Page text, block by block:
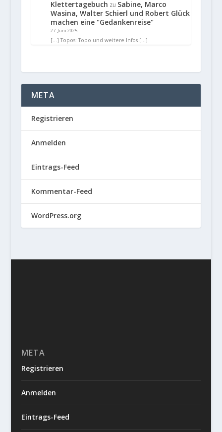
Klettertagebuch zu Sabine, Marco
Wasina, Walter Schierl und Robert Glück
machen eine "Gedankenreise"
27. Juni 2025
[…] Topos: Topo und weitere Infos […]
META
Registrieren
Anmelden
Eintrags-Feed
Kommentar-Feed
WordPress.org
META
Registrieren
Anmelden
Eintrags-Feed